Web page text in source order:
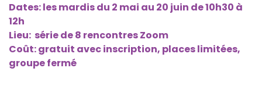
Dates:les mardis du 2 mai au 20 juin de 10h30 à
12h
Lieu: série de 8 rencontres Zoom
Coût: gratuit avec inscription, places limitées,
groupe fermé